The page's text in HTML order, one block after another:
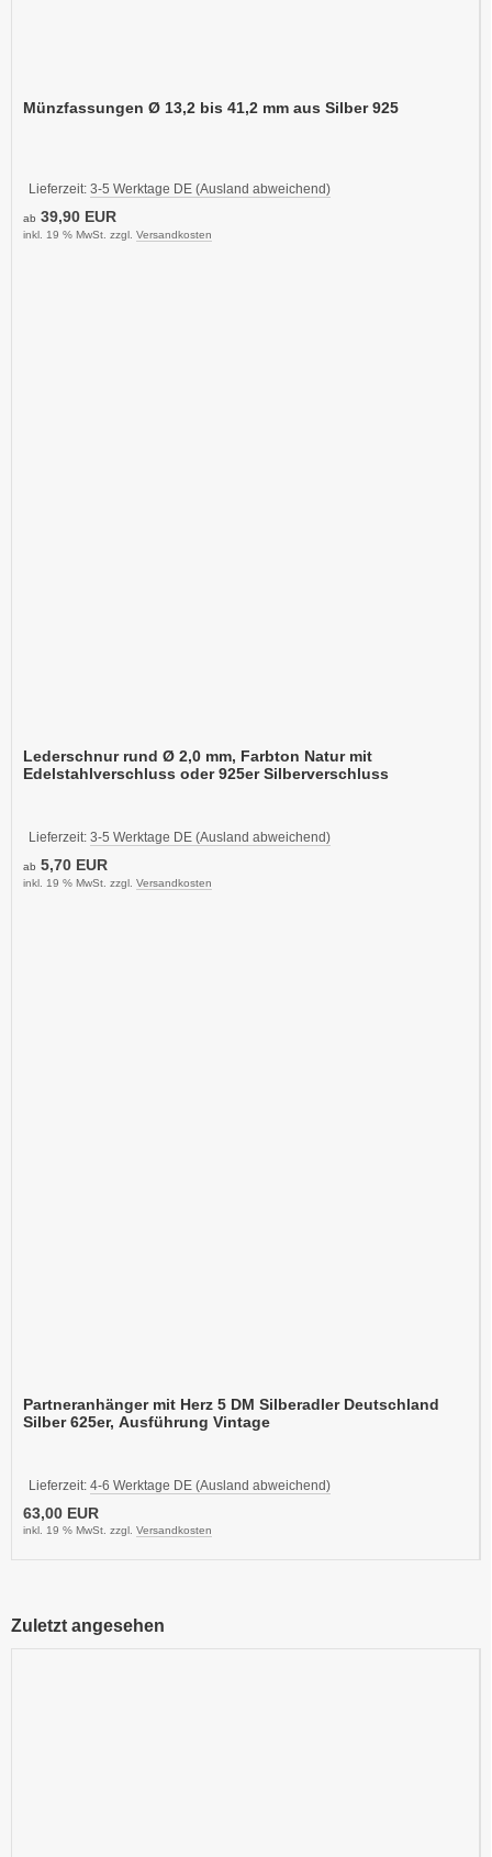
Münzfassungen Ø 13,2 bis 41,2 mm aus Silber 925
Lieferzeit: 3-5 Werktage DE (Ausland abweichend)
ab 39,90 EUR
inkl. 19 % MwSt. zzgl. Versandkosten
Lederschnur rund Ø 2,0 mm, Farbton Natur mit
Edelstahlverschluss oder 925er Silberverschluss
Lieferzeit: 3-5 Werktage DE (Ausland abweichend)
ab 5,70 EUR
inkl. 19 % MwSt. zzgl. Versandkosten
Partneranhänger mit Herz 5 DM Silberadler Deutschland
Silber 625er, Ausführung Vintage
Lieferzeit: 4-6 Werktage DE (Ausland abweichend)
63,00 EUR
inkl. 19 % MwSt. zzgl. Versandkosten
Zuletzt angesehen